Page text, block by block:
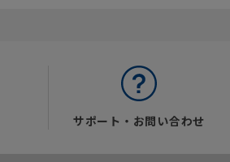
サポート・お問い合わせ